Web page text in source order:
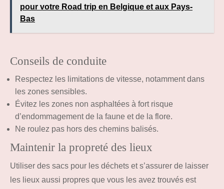
pour votre Road trip en Belgique et aux Pays-
Bas
Conseils de conduite
Respectez les limitations de vitesse, notamment dans
les zones sensibles.
Évitez les zones non asphaltées à fort risque
d’endommagement de la faune et de la flore.
Ne roulez pas hors des chemins balisés.
Maintenir la propreté des lieux
Utiliser des sacs pour les déchets et s’assurer de laisser
les lieux aussi propres que vous les avez trouvés est